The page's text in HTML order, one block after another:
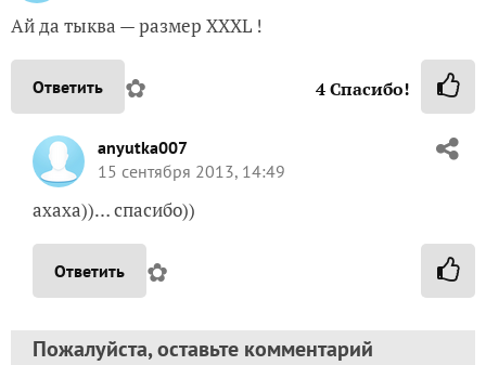
Ай да тыква — размер ХХХL !
Ответить ✿ 4Спасибо!
anyutka007
15 сентября 2013, 14:49
ахаха))… спасибо))
Ответить ✿
Пожалуйста, оставьте комментарий